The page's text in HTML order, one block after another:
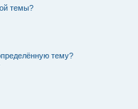
темы?
тему?